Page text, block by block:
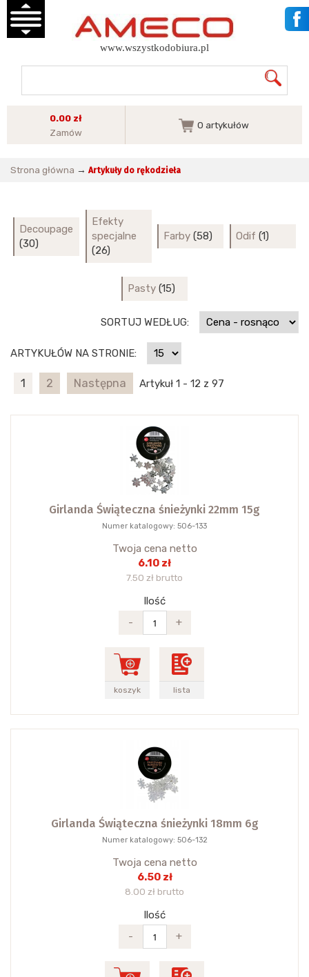
www.wszystkodobiura.pl
0.00 zł
Zamów
0 artykułów
Strona główna → Artykuły do rękodzieła
Decoupage
(30)
Efekty
specjalne
(26)
Farby (58) Odif (1)
Pasty(15)
SORTUJ WEDŁUG:
ARTYKUŁÓW NA STRONIE:
1 2 Następna Artykuł 1 - 12 z 97
Girlanda Świąteczna śnieżynki 22mm 15g
Numer katalogowy: 506-133
Twoja cena netto
6.10 zł
7.50 zł brutto
Ilość
-
+
koszyk lista
Girlanda Świąteczna śnieżynki 18mm 6g
Numer katalogowy: 506-132
Twoja cena netto
6.50 zł
8.00 zł brutto
Ilość
-
+